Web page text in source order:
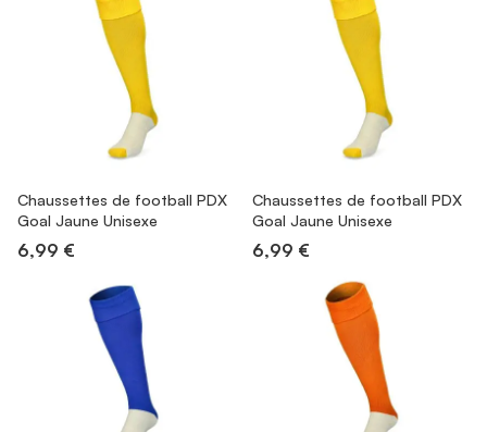
Chaussettes de football PDX
Goal Jaune Unisexe
6,99 €
Chaussettes de football PDX
Goal Jaune Unisexe
6,99 €